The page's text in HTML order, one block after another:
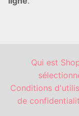
Qui est
Conditions
de